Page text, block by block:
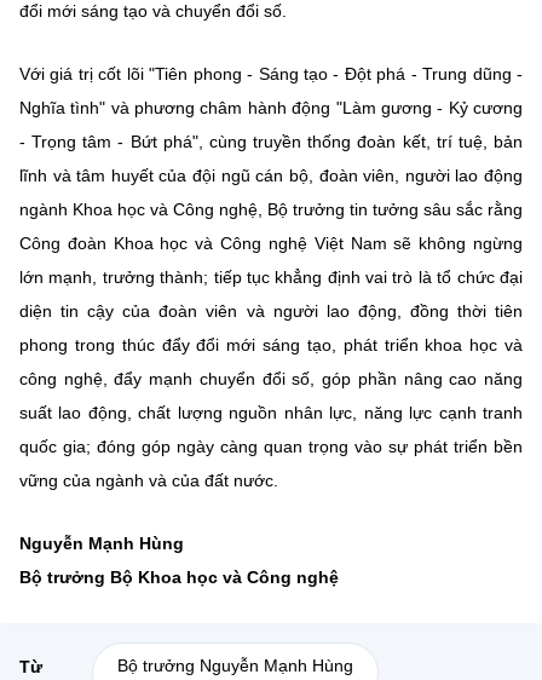
đổi mới sáng tạo và chuyển đổi số.
Với giá trị cốt lõi "Tiên phong - Sáng tạo - Đột phá - Trung dũng -
Nghĩa tình" và phương châm hành động "Làm gương - Kỷ cương
- Trọng tâm - Bứt phá", cùng truyền thống đoàn kết, trí tuệ, bản
lĩnh và tâm huyết của đội ngũ cán bộ, đoàn viên, người lao động
ngành Khoa học và Công nghệ, Bộ trưởng tin tưởng sâu sắc rằng
Công đoàn Khoa học và Công nghệ Việt Nam sẽ không ngừng
lớn mạnh, trưởng thành; tiếp tục khẳng định vai trò là tổ chức đại
diện tin cậy của đoàn viên và người lao động, đồng thời tiên
phong trong thúc đẩy đổi mới sáng tạo, phát triển khoa học và
công nghệ, đẩy mạnh chuyển đổi số, góp phần nâng cao năng
suất lao động, chất lượng nguồn nhân lực, năng lực cạnh tranh
quốc gia; đóng góp ngày càng quan trọng vào sự phát triển bền
vững của ngành và của đất nước.
Nguyễn Mạnh Hùng
Bộ trưởng Bộ Khoa học và Công nghệ
Từ
Bộ trưởng Nguyễn Mạnh Hùng